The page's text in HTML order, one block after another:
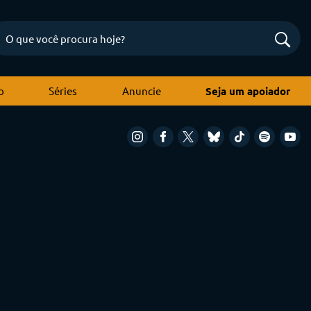
Séries Anuncie Seja um apoiador